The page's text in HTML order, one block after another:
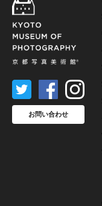
お問い合わせ